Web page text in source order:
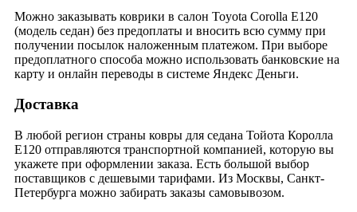
Можно заказывать коврики в салон Toyota Corolla E120
(модель седан) без предоплаты и вносить всю сумму при
получении посылок наложенным платежом. При выборе
предоплатного способа можно использовать банковские на
карту и онлайн переводы в системе Яндекс Деньги.
Доставка
В любой регион страны ковры для седана Тойота Королла
E120 отправляются транспортной компанией, которую вы
укажете при оформлении заказа. Есть большой выбор
поставщиков с дешевыми тарифами. Из Москвы, Санкт-
Петербурга можно забирать заказы самовывозом.